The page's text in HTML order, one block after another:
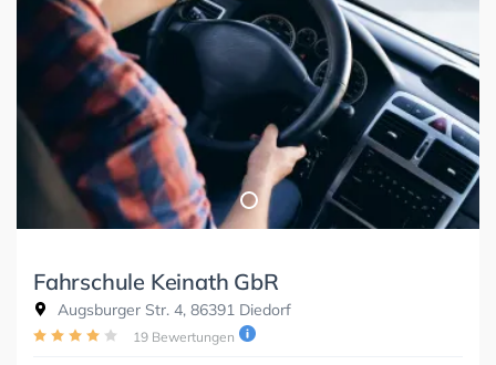
Fahrschule Keinath GbR
Augsburger Str. 4, 86391 Diedorf
19 Bewertungen